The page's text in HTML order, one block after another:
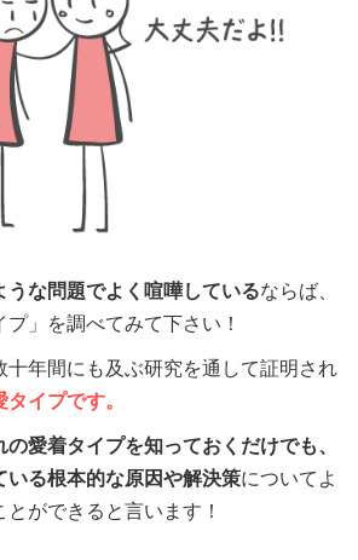
うな問題でよく喧嘩しているならば、
」を調べてみて下さい！
十年間にも及ぶ研究を通して証明され
イプです。
愛着タイプを知っておくだけでも、
る根本的な原因や解決策についてよ
ができると言います！